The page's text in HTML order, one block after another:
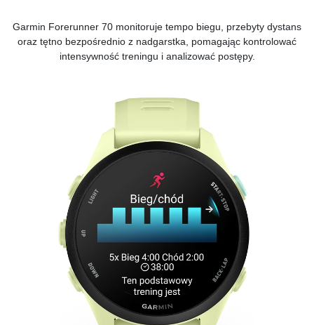
Garmin Forerunner 70 monitoruje tempo biegu, przebyty dystans
oraz tętno bezpośrednio z nadgarstka, pomagając kontrolować
intensywność treningu i analizować postępy.